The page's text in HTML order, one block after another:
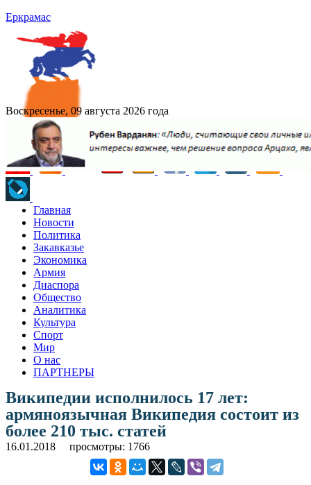
Еркрамас
Воскресенье, 09 августа 2026 года
Главная
Новости
Политика
Закавказье
Экономика
Армия
Диаспора
Общество
Аналитика
Культура
Спорт
Мир
О нас
ПАРТНЕРЫ
Википедии исполнилось 17 лет:
армяноязычная Википедия состоит из
более 210 тыс. статей
16.01.2018 просмотры: 1766